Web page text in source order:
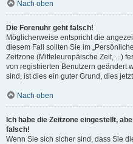
Nach oben
Die Forenuhr geht falsch!
Möglicherweise entspricht die
diesem Fall sollten Sie im
Zeitzone (Mitteleuropäische Zeit, ...)
von registrierten Benutzern geändert
sind, ist dies ein guter Grund, dies
Nach oben
Ich habe die Zeitzone eingestellt,
falsch!
Wenn Sie sich sicher sind, dass Sie